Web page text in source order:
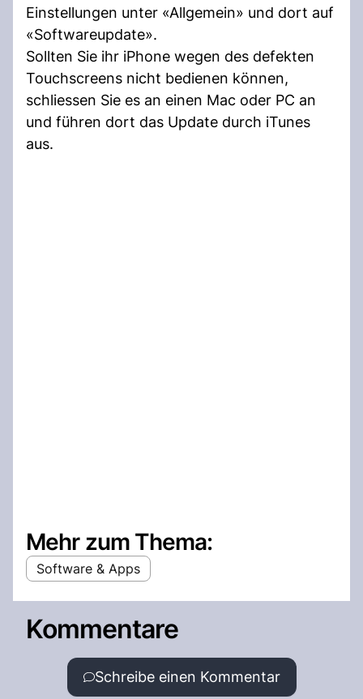
Einstellungen unter «Allgemein» und dort auf
«Softwareupdate».
Sollten Sie ihr iPhone wegen des defekten
Touchscreens nicht bedienen können,
schliessen Sie es an einen Mac oder PC an
und führen dort das Update durch iTunes
aus.
Mehr zum Thema:
Software & Apps
Kommentare
Schreibe einen Kommentar